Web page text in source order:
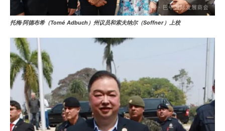
托梅·阿德布希（Tomé Adbuch）州议员和索夫纳尔（Soffner）上校